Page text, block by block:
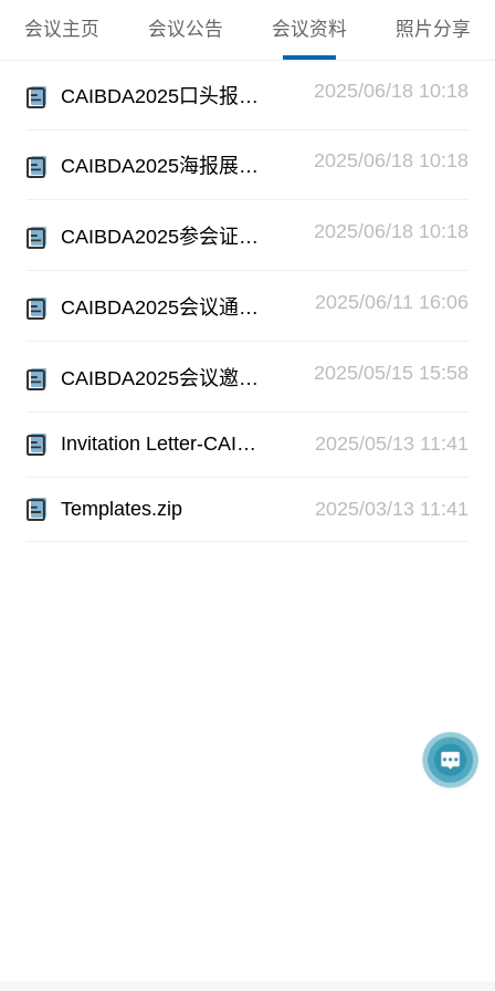
会议主页 会议公告 会议资料 照片分享
CAIBDA2025口头报告证书.zip 2025/06/18 10:18
CAIBDA2025海报展示证书.zip 2025/06/18 10:18
CAIBDA2025参会证书.zip 2025/06/18 10:18
CAIBDA2025会议通知.pdf 2025/06/11 16:06
CAIBDA2025会议邀请函.pdf 2025/05/15 15:58
Invitation Letter-CAIBDA 2025.pdf 2025/05/13 11:41
Templates.zip 2025/03/13 11:41